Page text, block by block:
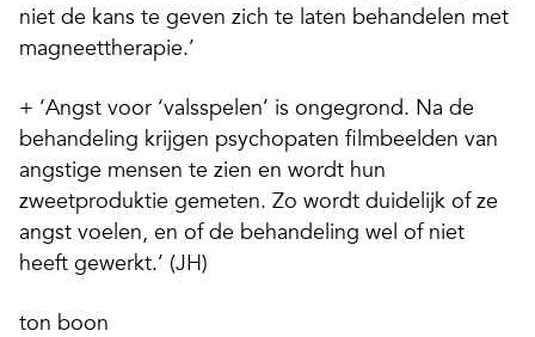
niet de kans te geven zich te laten behandelen met
magneettherapie.’
+ ‘Angst voor ‘valsspelen’ is ongegrond. Na de
behandeling krijgen psychopaten filmbeelden van
angstige mensen te zien en wordt hun
zweetproduktie gemeten. Zo wordt duidelijk of ze
angst voelen, en of de behandeling wel of niet
heeft gewerkt.’ (JH)
ton boon